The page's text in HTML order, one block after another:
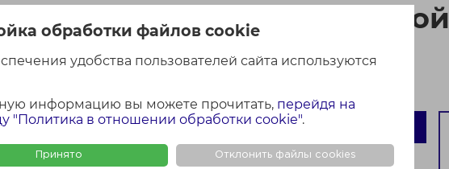
обработки файлов cookie
удобства пользователей сайта используются
информацию вы можете прочитать, перейдя на
"Политика в отношении обработки cookie".
Принято Отклонить файлы cookies
квартира на Ильменской
КОЛИЧЕСТВО КОМНАТ: 4+
Первомайский район